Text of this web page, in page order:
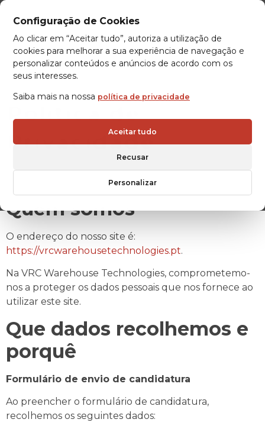
Configuração de Cookies
Ao clicar em “Aceitar tudo”, autoriza a utilização de
cookies para melhorar a sua experiência de navegação e
personalizar conteúdos e anúncios de acordo com os
seus interesses.
Saiba mais na nossa política de privacidade
Aceitar tudo
Recusar
Personalizar
Política de
Privacidade
Quem somos
O endereço do nosso site é:
https://vrcwarehousetechnologies.pt.
Na VRC Warehouse Technologies, comprometemo-
nos a proteger os dados pessoais que nos fornece ao
utilizar este site.
Que dados recolhemos e
porquê
Formulário de envio de candidatura
Ao preencher o formulário de candidatura,
recolhemos os seguintes dados: